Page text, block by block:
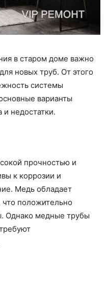
в старом доме важно
новых труб. От этого
системы
варианты
недостатки.
прочностью и
к коррозии и
Медь обладает
положительно
Однако медные трубы